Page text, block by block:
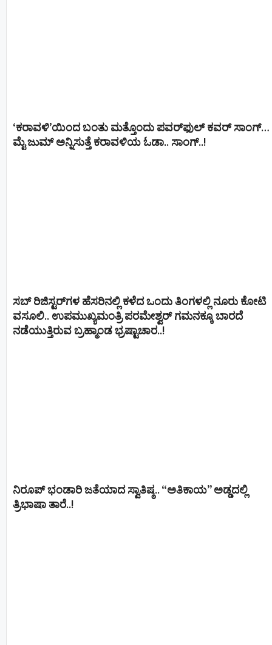
‘ಕರಾವಳಿ’ಯಿಂದ ಬಂತು ಮತ್ತೊಂದು ಪವರ್‌ಫುಲ್ ಕವರ್ ಸಾಂಗ್…
ಮೈ ಜುಮ್ ಅನ್ನಿಸುತ್ತೆ ಕರಾವಳಿಯ ಓಡಾ.. ಸಾಂಗ್‌..!
ಸಬ್ ರಿಜಿಸ್ಟರ್​ಗಳ ಹೆಸರಿನಲ್ಲಿ ಕಳೆದ ಒಂದು ತಿಂಗಳಲ್ಲಿ ನೂರು ಕೋಟಿ
ವಸೂಲಿ.. ಉಪಮುಖ್ಯಮಂತ್ರಿ ಪರಮೇಶ್ವರ್​ ಗಮನಕ್ಕೂ ಬಾರದೆ
ನಡೆಯುತ್ತಿರುವ ಬ್ರಹ್ಮಾಂಡ ಭ್ರಷ್ಟಾಚಾರ..!
ನಿರೂಪ್ ಭಂಡಾರಿ ಜತೆಯಾದ ಸ್ವಾತಿಷ್ಠ.. “ಅತಿಕಾಯ” ಅಡ್ಡದಲ್ಲಿ
ತ್ರಿಭಾಷಾ ತಾರೆ..!